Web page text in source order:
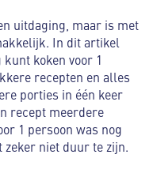
uitdaging, maar is met
In dit artikel
koken voor 1
recepten en alles
porties in één keer
recept meerdere
1 persoon was nog
niet duur te zijn.